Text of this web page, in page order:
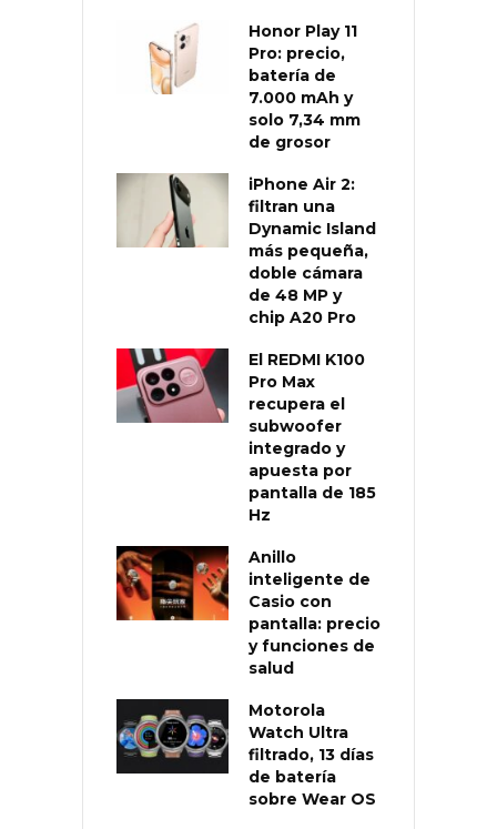
Honor Play 11
Pro: precio,
batería de
7.000 mAh y
solo 7,34 mm
de grosor
iPhone Air 2:
filtran una
Dynamic Island
más pequeña,
doble cámara
de 48 MP y
chip A20 Pro
El REDMI K100
Pro Max
recupera el
subwoofer
integrado y
apuesta por
pantalla de 185
Hz
Anillo
inteligente de
Casio con
pantalla: precio
y funciones de
salud
Motorola
Watch Ultra
filtrado, 13 días
de batería
sobre Wear OS